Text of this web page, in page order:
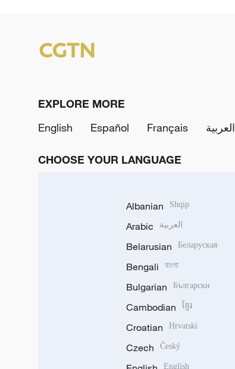
EXPLORE MORE
English
Español Français العربية
CHOOSE YOUR LANGUAGE
Albanian Shqip
Arabic العربية
Belarusian Беларуская
Bengali বাংলা
Bulgarian Български
Cambodian ខ្មែរ
Croatian Hrvatski
Czech Český
English